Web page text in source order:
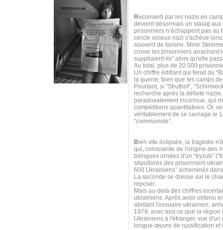
Reconverti par les nazis en
devient désormais un stalag
prisonniers n’échappent pas
cercle vicieux nazi s'achève
souvent de famine. Mme
croise les prisonniers arrachant
suppliaient-ils” alors qu'elle
Au total, plus de 20 000
Un chiffre édifiant qui ferait du
la guerre, bien que les camps
Pourtant, si “Struthof”,
recherche après la défaite
paradoxalement inconnue, qui
compétitions quantitatives. Or,
véritablement de ce carnage le
“communiste”.
Bien vite éclipsée, la tragédie
qui, consciente de l'origine des
bilingues ornées d'un “tryzub”
sépultures des prisonniers
600 Ukrainiens” acheminés
La seconde se dresse sur le
reposer.
Mais au-delà des chiffres
ukrainiens. Après avoir obtenu
abritant l'ossuaire ukrainien,
1979, avec tout ce que la
Ukrainiens à l'étranger, vue
longue œuvre de russification et